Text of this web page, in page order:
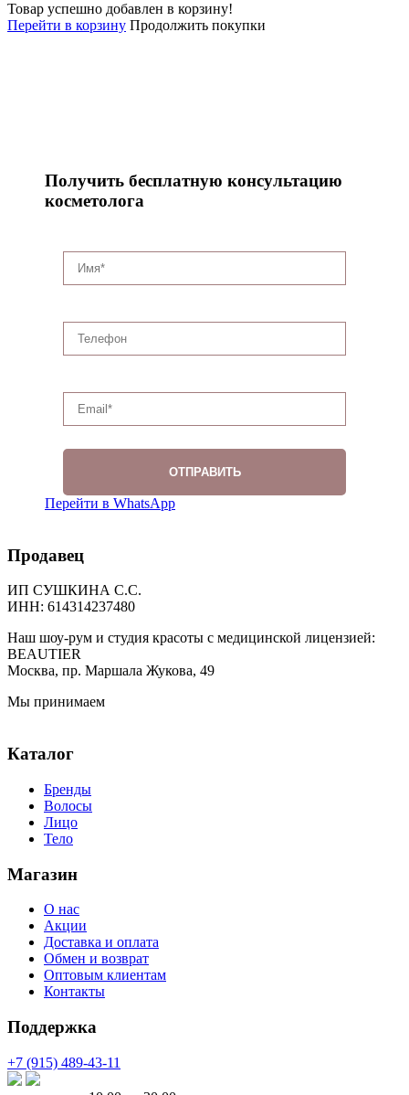
Товар успешно добавлен в корзину!
Перейти в корзину Продолжить покупки
Получить бесплатную консультацию
косметолога
Перейти в WhatsApp
Продавец
ИП СУШКИНА С.С.
ИНН: 614314237480
Наш шоу-рум и студия красоты с медицинской лицензией:
BEAUTIER
Москва, пр. Маршала Жукова, 49
Мы принимаем
Каталог
Бренды
Волосы
Лицо
Тело
Магазин
О нас
Акции
Доставка и оплата
Обмен и возврат
Оптовым клиентам
Контакты
Поддержка
+7 (915) 489-43-11